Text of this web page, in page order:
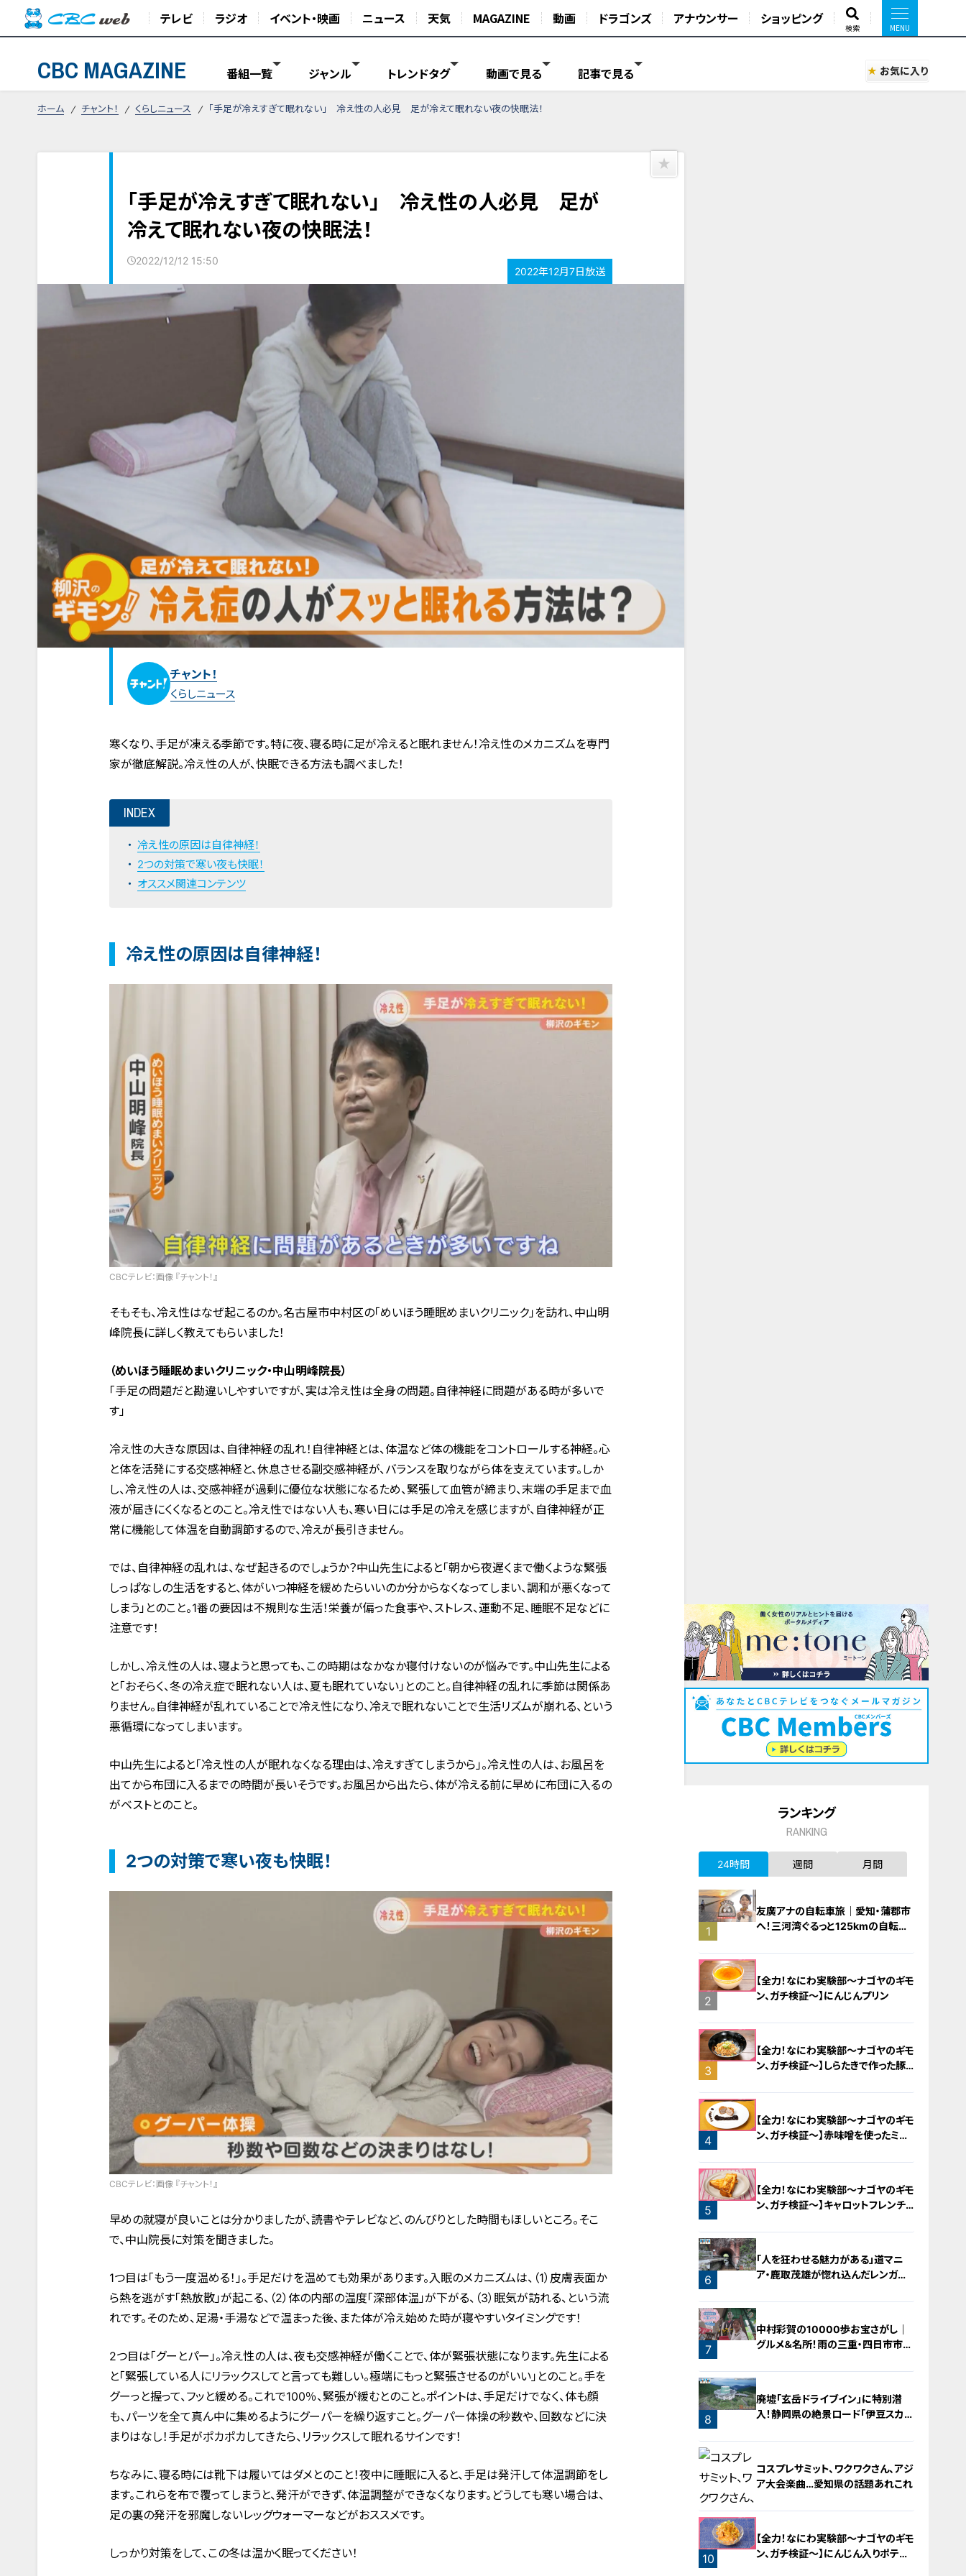
テレビ ラジオ イベント・映画 ニュース 天気 MAGAZINE 動画 ドラゴンズ アナウンサー ショッピング
検索
CBC MAGAZINE 番組一覧 ジャンル トレンドタグ 動画で見る 記事で見る お気に入り
ホーム チャント！ くらしニュース 「手足が冷えすぎて眠れない」 冷え性の人必見 足が冷えて眠れない夜の快眠法！
「手足が冷えすぎて眠れない」 冷え性の人必見 足が
冷えて眠れない夜の快眠法！
2022/12/12 15:50
2022年12月7日放送
チャント！
くらしニュース
寒くなり、手足が凍える季節です。特に夜、寝る時に足が冷えると眠れません！冷え性のメカニズムを専門
家が徹底解説。冷え性の人が、快眠できる方法も調べました！
INDEX
冷え性の原因は自律神経！
2つの対策で寒い夜も快眠！
オススメ関連コンテンツ
冷え性の原因は自律神経！
CBCテレビ：画像 『チャント！』
そもそも、冷え性はなぜ起こるのか。名古屋市中村区の「めいほう睡眠めまいクリニック」を訪れ、中山明
峰院長に詳しく教えてもらいました！
（めいほう睡眠めまいクリニック・中山明峰院長）
「手足の問題だと勘違いしやすいですが、実は冷え性は全身の問題。自律神経に問題がある時が多いで
す」
冷え性の大きな原因は、自律神経の乱れ！自律神経とは、体温など体の機能をコントロールする神経。心
と体を活発にする交感神経と、休息させる副交感神経が、バランスを取りながら体を支えています。しか
し、冷え性の人は、交感神経が過剰に優位な状態になるため、緊張して血管が締まり、末端の手足まで血
液が届きにくくなるとのこと。冷え性ではない人も、寒い日には手足の冷えを感じますが、自律神経が正
常に機能して体温を自動調節するので、冷えが長引きません。
では、自律神経の乱れは、なぜ起きるのでしょうか？中山先生によると「朝から夜遅くまで働くような緊張
しっぱなしの生活をすると、体がいつ神経を緩めたらいいのか分からなくなってしまい、調和が悪くなって
しまう」とのこと。1番の要因は不規則な生活！栄養が偏った食事や、ストレス、運動不足、睡眠不足などに
注意です！
しかし、冷え性の人は、寝ようと思っても、この時期はなかなか寝付けないのが悩みです。中山先生による
と「おそらく、冬の冷え症で眠れない人は、夏も眠れていない」とのこと。自律神経の乱れに季節は関係あ
りません。自律神経が乱れていることで冷え性になり、冷えで眠れないことで生活リズムが崩れる、という
悪循環になってしまいます。
中山先生によると「冷え性の人が眠れなくなる理由は、冷えすぎてしまうから」。冷え性の人は、お風呂を
出てから布団に入るまでの時間が長いそうです。お風呂から出たら、体が冷える前に早めに布団に入るの
がベストとのこと。
2つの対策で寒い夜も快眠！
CBCテレビ：画像 『チャント！』
早めの就寝が良いことは分かりましたが、読書やテレビなど、のんびりとした時間もほしいところ。そこ
で、中山院長に対策を聞きました。
1つ目は「もう一度温める！」。手足だけを温めても効果があります。入眠のメカニズムは、（1）皮膚表面か
ら熱を逃がす「熱放散」が起こる、（2）体の内部の温度「深部体温」が下がる、（3）眠気が訪れる、という流
れです。そのため、足湯・手湯などで温まった後、また体が冷え始めた時が寝やすいタイミングです！
2つ目は「グーとパー」。冷え性の人は、夜も交感神経が働くことで、体が緊張状態になります。先生による
と「緊張している人にリラックスしてと言っても難しい。極端にもっと緊張させるのがいい」とのこと。手を
グーっと握って、フッと緩める。これで100％、緊張が緩むとのこと。ポイントは、手足だけでなく、体も顔
も、パーツを全て真ん中に集めるようにグーパーを繰り返すこと。グーパー体操の秒数や、回数などに決
まりはなし！手足がポカポカしてきたら、リラックスして眠れるサインです！
ちなみに、寝る時には靴下は履いてはダメとのこと！夜中に睡眠に入ると、手足は発汗して体温調節をし
ます。これらを布で覆ってしまうと、発汗ができず、体温調整ができなくなります。どうしても寒い場合は、
足の裏の発汗を邪魔しないレッグウォーマーなどがおススメです。
しっかり対策をして、この冬は温かく眠ってください！
ランキング
RANKING
24時間 週間 月間
1
友廣アナの自転車旅｜愛知・蒲郡市
へ！三河湾ぐるっと125kmの自転車
2
【全力！なにわ実験部～ナゴヤのギモ
ン、ガチ検証～】にんじんプリン
3
【全力！なにわ実験部～ナゴヤのギモ
ン、ガチ検証～】しらたきで作った豚
4
【全力！なにわ実験部～ナゴヤのギモ
ン、ガチ検証～】赤味噌を使ったミル
5
【全力！なにわ実験部～ナゴヤのギモ
ン、ガチ検証～】キャロットフレンチ
6
「人を狂わせる魅力がある」道マニ
ア・鹿取茂雄が惚れ込んだレンガの
7
中村彩賀の10000歩お宝さがし｜
グルメ＆名所！雨の三重・四日市市で
8
廃墟「玄岳ドライブイン」に特別潜
入！静岡県の絶景ロード「伊豆スカイ
コスプレサミット、ワクワクさん、アジ
ア大会楽曲…愛知県の話題あれこれ
10
【全力！なにわ実験部～ナゴヤのギモ
ン、ガチ検証～】にんじん入りポテト